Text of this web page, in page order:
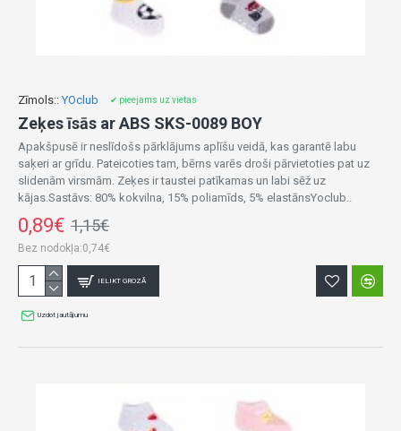
Zīmols:: YOclub ✔ pieejams uz vietas
Zeķes īsās ar ABS SKS-0089 BOY
Apakšpusē ir neslīdošs pārklājums aplīšu veidā, kas garantē labu
saķeri ar grīdu. Pateicoties tam, bērns varēs droši pārvietoties pat uz
slidenām virsmām. Zeķes ir taustei patīkamas un labi sēž uz
kājas.Sastāvs: 80% kokvilna, 15% poliamīds, 5% elastānsYoclub..
0,89€ 1,15€
Bez nodokļa:0,74€
IELIKT GROZĀ
Uzdot jautājumu